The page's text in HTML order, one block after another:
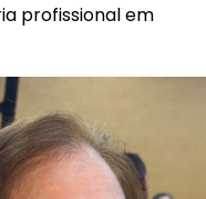
profissional em